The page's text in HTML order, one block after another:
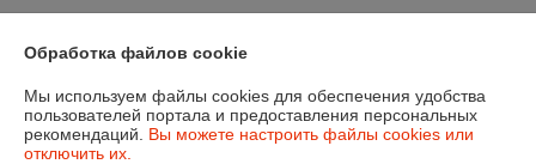
Политика обработки cookies
Сайт создан на платформе Deal.by
Обработка файлов cookie
Мы используем файлы cookies для обеспечения удобства
пользователей портала и предоставления персональных
рекомендаций. Вы можете настроить файлы cookies или
отключить их.